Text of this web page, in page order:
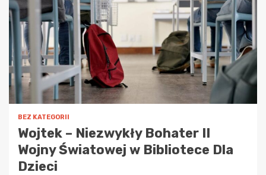
BEZ KATEGORII
Wojtek – Niezwykły Bohater II
Wojny Światowej w Bibliotece Dla
Dzieci